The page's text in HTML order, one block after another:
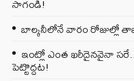
బాల్కనీలోనే వారం రోజుల్లో
ఇంట్లో ఎంత ఖరీదైనవైనా
పెట్టొద్దట!